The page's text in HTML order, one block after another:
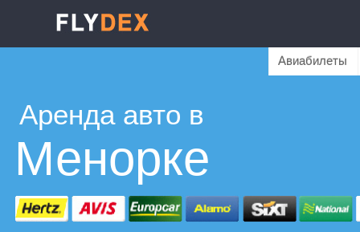
Авиабилеты
Аренда авто в
Менорке